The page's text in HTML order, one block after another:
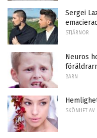
Sergei
STJÄRNOR
Neuros
BARN
SKÖNHET AV